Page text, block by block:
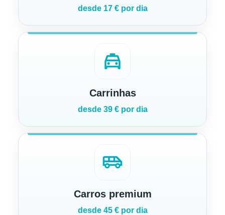
desde 17 € por dia
local_taxi
Carrinhas
desde 39 € por dia
airport_shuttle
Carros premium
desde 45 € por dia